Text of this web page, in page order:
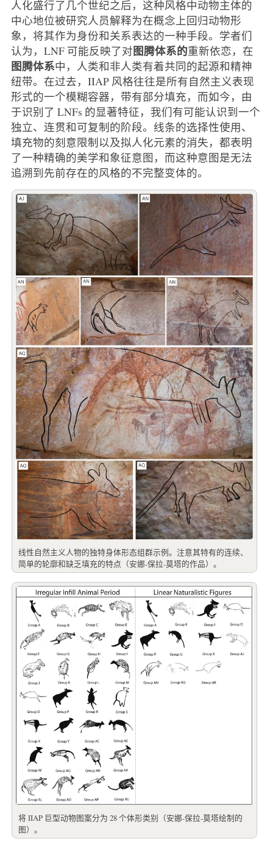
人化盛行了几个世纪之后，这种风格中动物主体的
中心地位被研究人员解释为在概念上回归动物形
象，将其作为身份和关系表达的一种手段。学者们
认为，LNF 可能反映了对图腾体系的重新依恋，在
图腾体系中，人类和非人类有着共同的起源和精神
纽带。在过去，IIAP 风格往往是所有自然主义表现
形式的一个模糊容器，带有部分填充，而如今，由
于识别了 LNFs 的显著特征，我们有可能认识到一个
独立、连贯和可复制的阶段。线条的选择性使用、
填充物的刻意限制以及拟人化元素的消失，都表明
了一种精确的美学和象征意图，而这种意图是无法
追溯到先前存在的风格的不完整变体的。
线性自然主义人物的独特身体形态组群示例。注意其特有的连续、
简单的轮廓和缺乏填充的特点（安娜-保拉-莫塔的作品）。
将 IIAP 巨型动物图案分为 28 个体形类别（安娜-保拉-莫塔绘制的
图）。